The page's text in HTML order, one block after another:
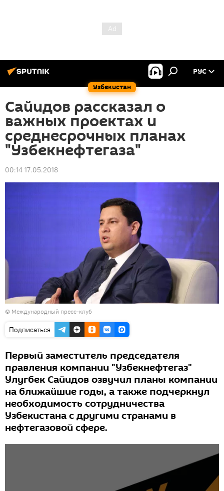
Узбекистан
РУС
Сайидов рассказал о
важных проектах и
среднесрочных планах
"Узбекнефтегаза"
00:14 17.05.2018
© Международный пресс-клуб
Подписаться
Первый заместитель председателя
правления компании "Узбекнефтегаз"
Улугбек Сайидов озвучил планы компании
на ближайшие годы, а также подчеркнул
необходимость сотрудничества
Узбекистана с другими странами в
нефтегазовой сфере.